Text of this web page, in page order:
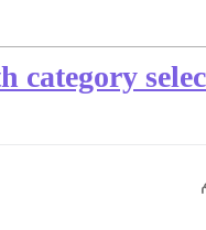
category